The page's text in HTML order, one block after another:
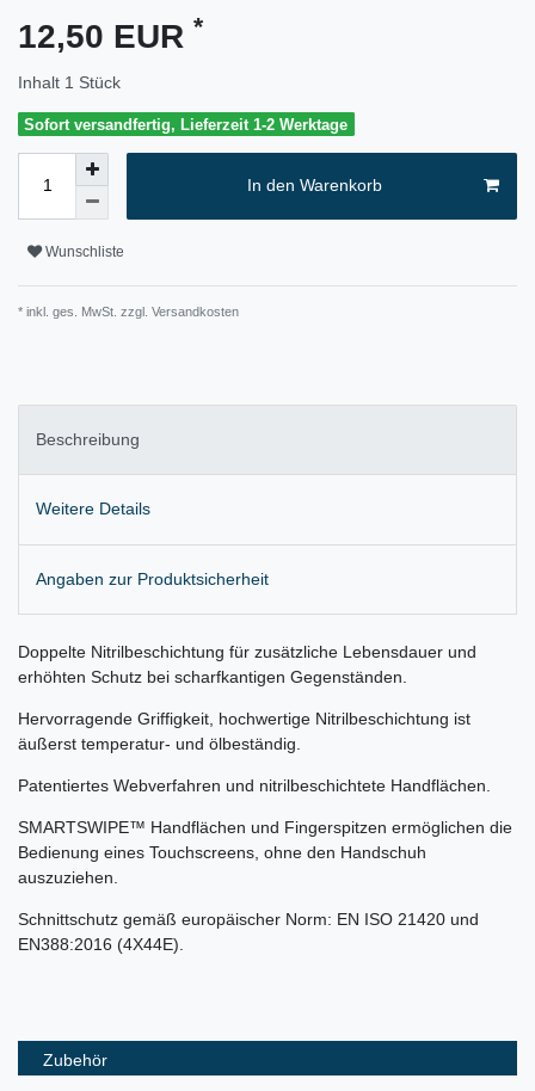
12,50 EUR *
Inhalt 1 Stück
Sofort versandfertig, Lieferzeit 1-2 Werktage
In den Warenkorb
Wunschliste
* inkl. ges. MwSt. zzgl. Versandkosten
Beschreibung
Weitere Details
Angaben zur Produktsicherheit
Doppelte Nitrilbeschichtung für zusätzliche Lebensdauer und
erhöhten Schutz bei scharfkantigen Gegenständen.
Hervorragende Griffigkeit, hochwertige Nitrilbeschichtung ist
äußerst temperatur- und ölbeständig.
Patentiertes Webverfahren und nitrilbeschichtete Handflächen.
SMARTSWIPE™ Handflächen und Fingerspitzen ermöglichen die
Bedienung eines Touchscreens, ohne den Handschuh
auszuziehen.
Schnittschutz gemäß europäischer Norm: EN ISO 21420 und
EN388:2016 (4X44E).
Zubehör